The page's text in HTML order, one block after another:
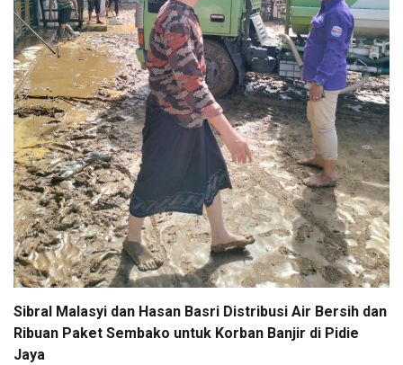
Sibral Malasyi dan Hasan Basri Distribusi Air Bersih dan
Ribuan Paket Sembako untuk Korban Banjir di Pidie
Jaya